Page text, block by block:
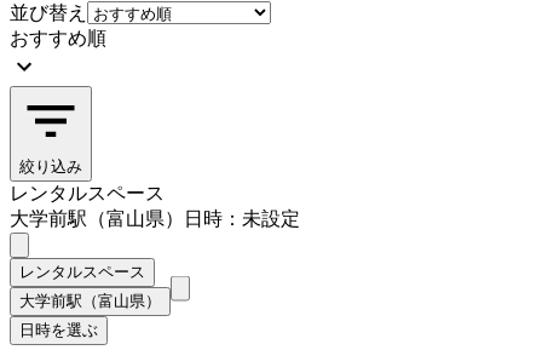
並び替え
おすすめ順
絞り込み
レンタルスペース
大学前駅（富山県）
日時：未設定
レンタルスペース
大学前駅（富山県）
日時を選ぶ